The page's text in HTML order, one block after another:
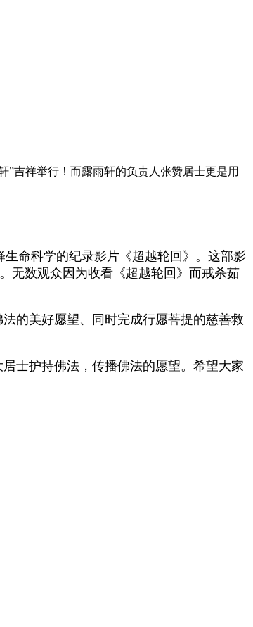
吉祥举行！而露雨轩的负责人张赞居士更是用
命科学的纪录影片《超越轮回》。这部影
无数观众因为收看《超越轮回》而戒杀茹
的美好愿望、同时完成行愿菩提的慈善救
士护持佛法，传播佛法的愿望。希望大家